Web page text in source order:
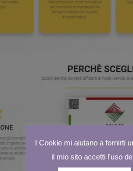
I Cookie mi aiutano a fornirti
il mio sito accetti l'uso